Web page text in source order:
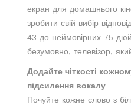
екран для домашнього
зробити свій вибір
43 до неймовірних 75
безумовно, телевізор,
Додайте чіткості
підсилення вокалу
Почуйте кожне слово з